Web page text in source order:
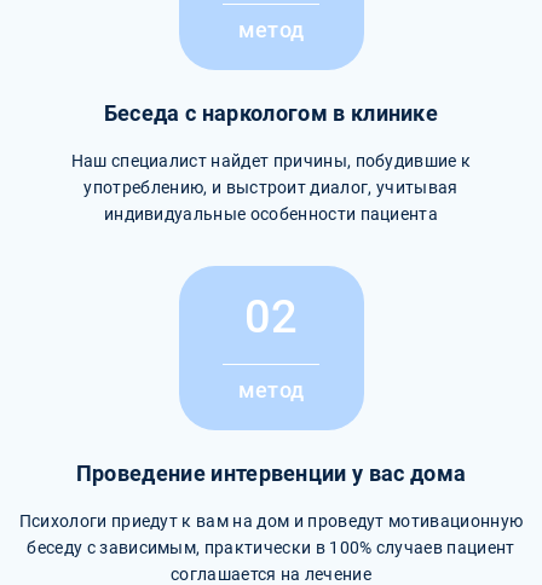
метод
Беседа с наркологом в клинике
Наш специалист найдет причины, побудившие к
употреблению, и выстроит диалог, учитывая
индивидуальные особенности пациента
02
метод
Проведение интервенции у вас дома
Психологи приедут к вам на дом и проведут мотивационную
беседу с зависимым, практически в 100% случаев пациент
соглашается на лечение